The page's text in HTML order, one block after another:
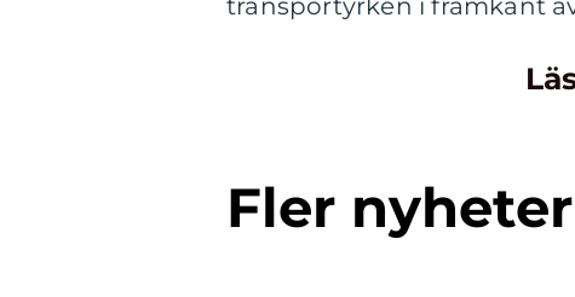
transportyrken i framkant
Fler nyheter